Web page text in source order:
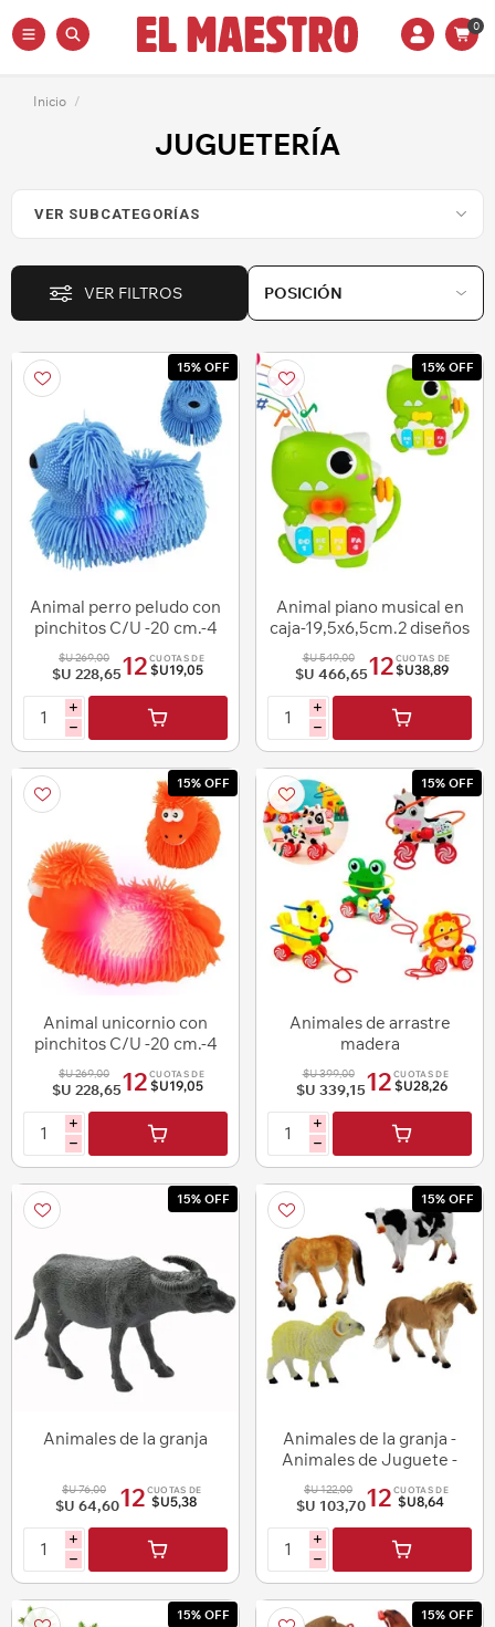
0
Inicio /
JUGUETERÍA
VER FILTROS
15% OFF
Animal perro peludo con
pinchitos C/U -20 cm.-4
colores
$U 269,00
$U 228,6512 CUOTAS DE
$U19,05
i
h
15% OFF
Animal piano musical en
caja-19,5x6,5cm.2 diseños
$U 549,00
$U 466,6512 CUOTAS DE
$U38,89
i
h
15% OFF
Animal unicornio con
pinchitos C/U -20 cm.-4
colores
$U 269,00
$U 228,6512 CUOTAS DE
$U19,05
i
h
15% OFF
Animales de arrastre
madera
$U 399,00
$U 339,1512 CUOTAS DE
$U28,26
i
h
15% OFF
Animales de la granja
$U 76,00
$U 64,6012 CUOTAS DE
$U5,38
i
h
15% OFF
Animales de la granja -
Animales de Juguete -
diseños surtidos
$U 122,00
$U 103,7012 CUOTAS DE
$U8,64
i
h
15% OFF 15% OFF